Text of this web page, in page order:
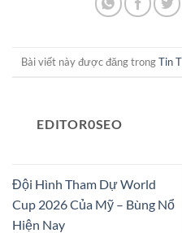
Bài viết này được đăng trongTin
EDITOR0SEO
Đội Hình Tham Dự World
Cup 2026 Của Mỹ – Bùng Nổ
Hiện Nay